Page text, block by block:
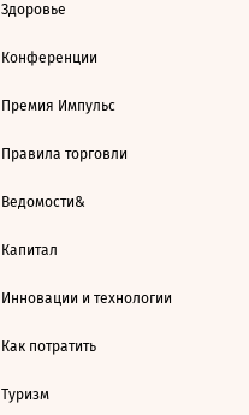
Здоровье
Конференции
Премия Импульс
Правила торговли
Ведомости&
Капитал
Инновации и технологии
Как потратить
Туризм